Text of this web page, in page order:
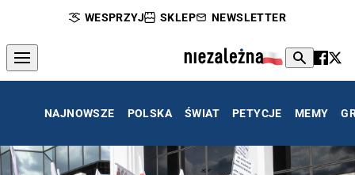
WESPRZYJ SKLEP NEWSLETTER
NAJNOWSZE POLSKA ŚWIAT PETYCJE MEMY